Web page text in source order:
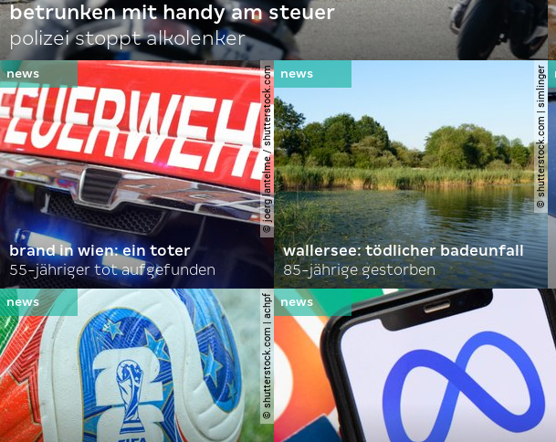
betrunken mit handy am steuer
polizei stoppt alkolenker
© joerg lantelme / shutterstock.com
brand in wien: ein toter
55-jähriger tot aufgefunden
© shutterstock.com | simlinger
wallersee: tödlicher badeunfall
85-jährige gestorben
© shutterstock.com | achpf